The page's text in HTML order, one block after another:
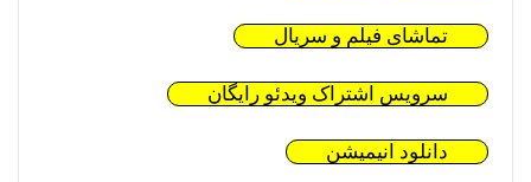
تماشای فیلم و سریال
سرویس اشتراک ویدئو رایگان
دانلود انیمیشن